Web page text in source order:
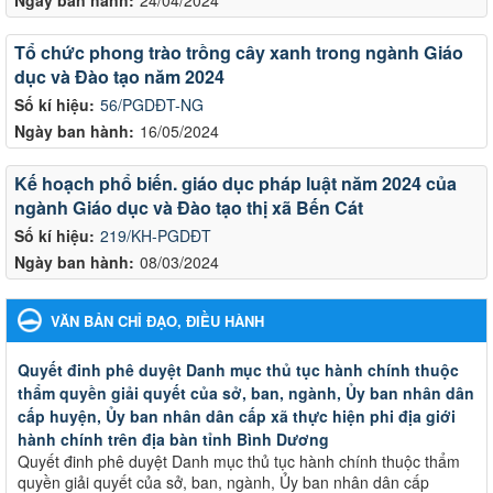
Số kí hiệu: 56/PGDĐT-NG
Ngày ban hành: 16/05/2024
Tổ chức phong trào trồng cây xanh trong ngành Giáo
dục và Đào tạo năm 2024
Số kí hiệu: 219/KH-PGDĐT
Ngày ban hành: 08/03/2024
Kế hoạch phổ biến. giáo dục pháp luật năm 2024 của
ngành Giáo dục và Đào tạo thị xã Bến Cát
VĂN BẢN CHỈ ĐẠO, ĐIỀU HÀNH
Quyết đinh phê duyệt Danh mục thủ tục hành chính thuộc
thẩm quyền giải quyết của sở, ban, ngành, Ủy ban nhân dân
cấp huyện, Ủy ban nhân dân cấp xã thực hiện phi địa giới
hành chính trên địa bàn tỉnh Bình Dương
Quyết đinh phê duyệt Danh mục thủ tục hành chính thuộc thẩm
quyền giải quyết của sở, ban, ngành, Ủy ban nhân dân cấp